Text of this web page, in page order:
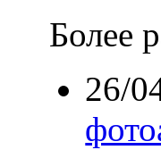
Более
26/